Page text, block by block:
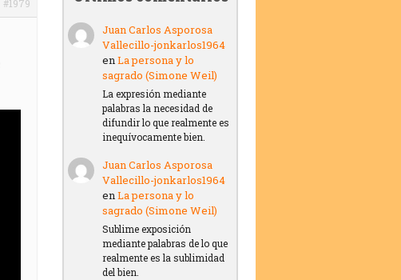
#1979
Juan Carlos Asporosa
Vallecillo-jonkarlos1964
enLa persona y lo
sagrado (Simone Weil)
La expresión mediante
palabras la necesidad de
difundir lo que realmente es
inequívocamente bien.
Juan Carlos Asporosa
Vallecillo-jonkarlos1964
enLa persona y lo
sagrado (Simone Weil)
Sublime exposición
mediante palabras de lo que
realmente es la sublimidad
del bien.